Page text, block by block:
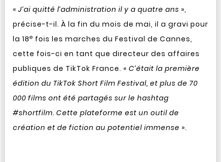
« J’ai quitté l’administration il y a quatre ans »,
précise-t-il. À la fin du mois de mai, il a gravi pour
la 18e fois les marches du Festival de Cannes,
cette fois-ci en tant que directeur des affaires
publiques de TikTok France. « C’était la première
édition du TikTok Short Film Festival, et plus de 70
000 films ont été partagés sur le hashtag
#shortfilm. Cette plateforme est un outil de
création et de fiction au potentiel immense ».